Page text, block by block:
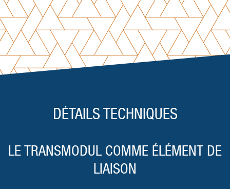
DÉTAILS TECHNIQUES
LE TRANSMODUL COMME ÉLÉMENT DE
LIAISON